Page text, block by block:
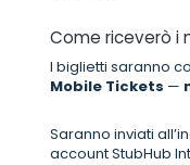
Come riceverò i
I biglietti saranno
Mobile Tickets —
Saranno inviati
account StubHub